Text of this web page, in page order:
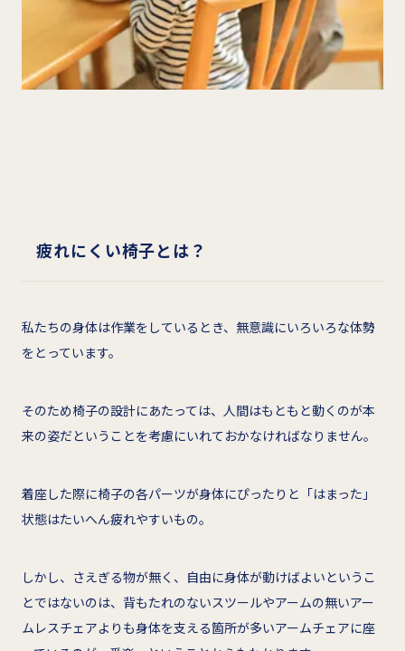
疲れにくい椅子とは？
私たちの身体は作業をしているとき、無意識にいろいろな体勢
をとっています。
そのため椅子の設計にあたっては、人間はもともと動くのが本
来の姿だということを考慮にいれておかなければなりません。
着座した際に椅子の各パーツが身体にぴったりと「はまった」
状態はたいへん疲れやすいもの。
しかし、さえぎる物が無く、自由に身体が動けばよいというこ
とではないのは、背もたれのないスツールやアームの無いアー
ムレスチェアよりも身体を支える箇所が多いアームチェアに座